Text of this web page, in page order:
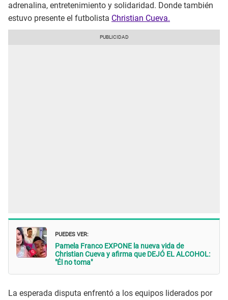
adrenalina, entretenimiento y solidaridad. Donde también
estuvo presente el futbolista Christian Cueva.
PUEDES VER:
Pamela Franco EXPONE la nueva vida de
Christian Cueva y afirma que DEJÓ EL ALCOHOL:
"Él no toma"
La esperada disputa enfrentó a los equipos liderados por